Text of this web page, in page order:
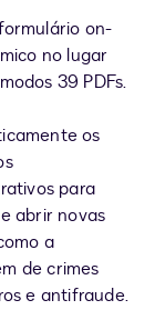
on-
no lugar
39 PDFs.
os
para
abrir novas
a
de crimes
e antifraude.